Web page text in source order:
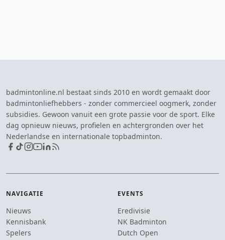
badmintonline.nl bestaat sinds 2010 en wordt gemaakt door
badmintonliefhebbers - zonder commercieel oogmerk, zonder
subsidies. Gewoon vanuit een grote passie voor de sport. Elke
dag opnieuw nieuws, profielen en achtergronden over het
Nederlandse en internationale topbadminton.
NAVIGATIE
Nieuws
Kennisbank
Spelers
EVENTS
Eredivisie
NK Badminton
Dutch Open